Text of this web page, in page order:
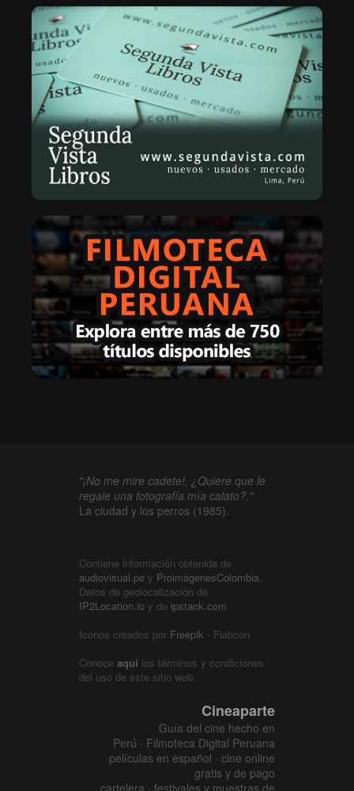
"¡No me mire cadete!, ¿Quiere que le
regale una fotografía mía calato?."
La ciudad y los perros (1985).
Contiene información obtenida de
audiovisual.pe y ProimágenesColombia.
Datos de geolocalización de
IP2Location.io y de ipstack.com
Iconos creados por Freepik - Flaticon
Conoce aquí los términos y condiciones
del uso de este sitio web.
Cineaparte
Guía del cine hecho en
Perú · Filmoteca Digital Peruana
películas en español · cine online
gratis y de pago